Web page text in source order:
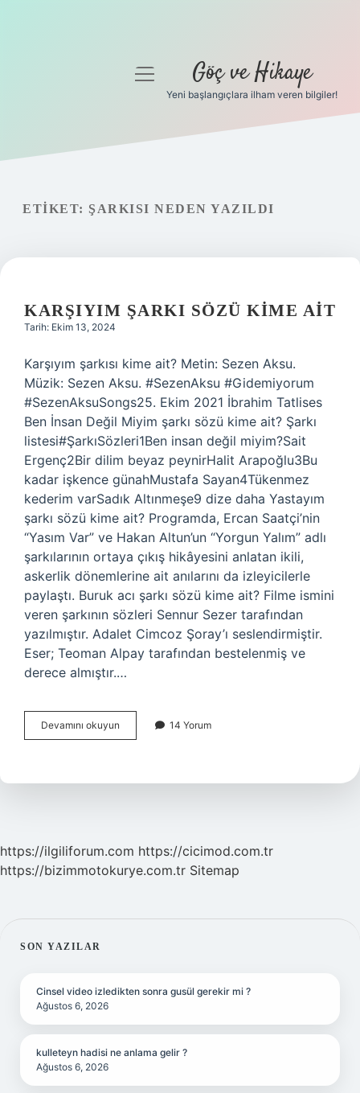
Gizlilik Politikası
menüyü
Göç ve Hikaye
Yeni başlangıçlara ilham veren bilgiler!
ETIKET: ŞARKISI NEDEN YAZILDI
KARŞIYIM ŞARKI SÖZÜ KIME AIT
Tarih: Ekim 13, 2024
Karşıyım şarkısı kime ait? Metin: Sezen Aksu.
Müzik: Sezen Aksu. #SezenAksu #Gidemiyorum
#SezenAksuSongs25. Ekim 2021 İbrahim Tatlises
Ben İnsan Değil Miyim şarkı sözü kime ait? Şarkı
listesi#ŞarkıSözleri1Ben insan değil miyim?Sait
Ergenç2Bir dilim beyaz peynirHalit Arapoğlu3Bu
kadar işkence günahMustafa Sayan4Tükenmez
kederim varSadık Altınmeşe9 dize daha Yastayım
şarkı sözü kime ait? Programda, Ercan Saatçi’nin
“Yasım Var” ve Hakan Altun’un “Yorgun Yalım” adlı
şarkılarının ortaya çıkış hikâyesini anlatan ikili,
askerlik dönemlerine ait anılarını da izleyicilerle
paylaştı. Buruk acı şarkı sözü kime ait? Filme ismini
veren şarkının sözleri Sennur Sezer tarafından
yazılmıştır. Adalet Cimcoz Şoray’ı seslendirmiştir.
Eser; Teoman Alpay tarafından bestelenmiş ve
derece almıştır.…
Devamını okuyun Karşıyım
Şarkı
Ait
14 Yorum
https://ilgiliforum.com https://cicimod.com.tr
https://bizimmotokurye.com.tr Sitemap
SIDEBAR
SON YAZILAR
Cinsel video izledikten sonra gusül gerekir mi ?
Ağustos 6, 2026
kulleteyn hadisi ne anlama gelir ?
Ağustos 6, 2026